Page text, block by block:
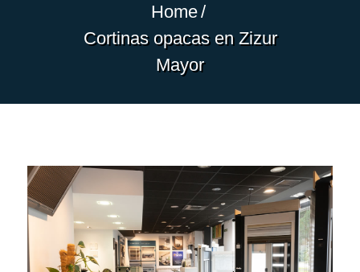
Home
Cortinas opacas en Zizur
Mayor
ECO-NOTICIAS
CONTACTO